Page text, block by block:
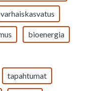
varhaiskasvatus
bioenergia
tapahtumat